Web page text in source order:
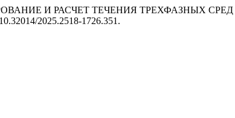
И РАСЧЕТ ТЕЧЕНИЯ ТРЕХФАЗНЫХ
2025.2518-1726.351.